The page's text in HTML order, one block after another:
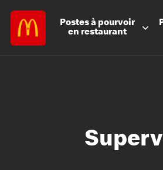
Postes à pourvoir
en restaurant